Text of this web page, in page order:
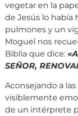
vegetar en la
de Jesús lo había
pulmones y un
Moguel nos
Biblia que dice: «
SEÑOR,
Aconsejando a
visiblemente
de un intérprete